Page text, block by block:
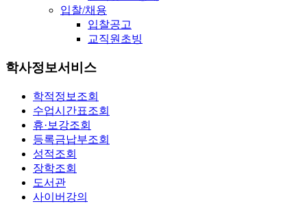
입찰/채용
입찰공고
교직원초빙
학사정보서비스
학적정보조회
수업시간표조회
휴·보강조회
등록금납부조회
성적조회
장학조회
도서관
사이버강의